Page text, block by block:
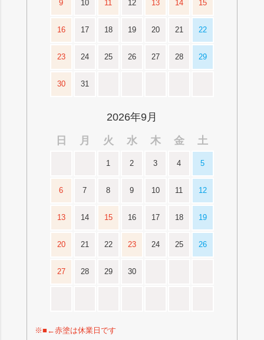
9 10 11 12 13 14 15
16 17 18 19 20 21 22
23 24 25 26 27 28 29
30 31
2026年9月
日
月 火 水 木 金 土
1 2 3 4 5
6 7 8 9 10 11 12
13 14 15 16 17 18 19
20 21 22 23 24 25 26
27 28 29 30
※■←赤塗は休業日です